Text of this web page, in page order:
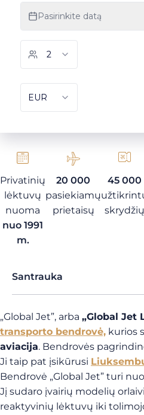
Privatinių
lėktuvų
nuoma
nuo 1991
m.
20 000
pasiekiamų
prietaisų
45 000
skrydžių
Santrauka
„Global Jet”, arba „Global Jet
transporto bendrovė, kurios
aviacija. Bendrovės
Ji taip pat įsikūrusi
Bendrovė „Global Jet” turi
Jį sudaro įvairių modelių
reaktyvinių lėktuvų iki